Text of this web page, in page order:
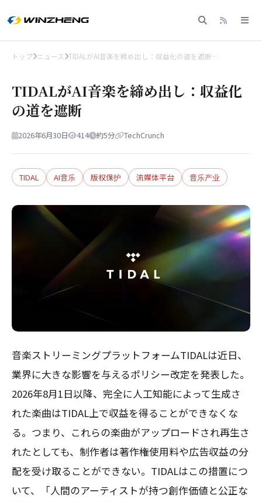
トップ ニュース TIDALがAI音楽を締め出し：収益化の道を遮断…
TIDALがAI音楽を締め出し：収益化
の道を遮断
2026年6月30日 414 約5分 TechCrunch
TIDAL AI音乐 版权保护 流媒体平台 音乐产业
音楽ストリーミングプラットフォームTIDALは近日、
業界に大きな影響を与えるポリシー改定を発表した。
2026年8月1日以降、完全に人工知能によって生成さ
れた楽曲はTIDAL上で収益を得ることができなくな
る。つまり、これらの楽曲がアップロードされ再生さ
れたとしても、制作者は著作権使用料や広告収益の分
配を受け取ることができない。TIDALはこの措置につ
いて、「人間のアーティストが持つ創作価値と公正な